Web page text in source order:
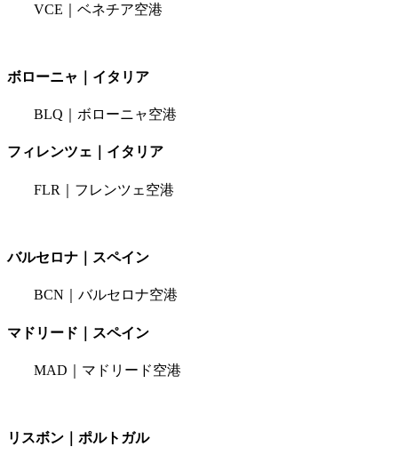
VCE｜ベネチア空港
ボローニャ｜イタリア
BLQ｜ボローニャ空港
フィレンツェ｜イタリア
FLR｜フレンツェ空港
バルセロナ｜スペイン
BCN｜バルセロナ空港
マドリード｜スペイン
MAD｜マドリード空港
リスボン｜ポルトガル